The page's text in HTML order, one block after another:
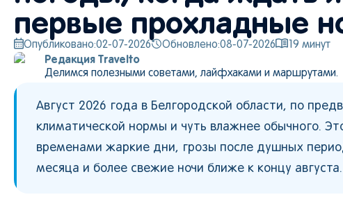
первые прохладные
Опубликовано:02-07-2026 Обновлено:08-07-2026 19 минут
Редакция Travelto
Делимся полезными советами, лайфхаками и маршрутами.
Август 2026 года в Белгородской области, по
климатической нормы и чуть влажнее обычного.
временами жаркие дни, грозы после душных
месяца и более свежие ночи ближе к концу августа.